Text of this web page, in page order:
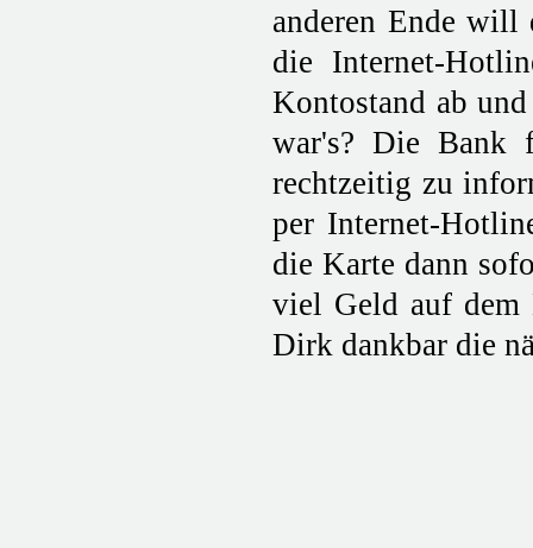
anderen Ende will
die Internet-
Kontostand ab
war's? Die Bank
rechtzeitig zu
per Internet-
die Karte dann
viel Geld auf dem
Dirk dankbar die